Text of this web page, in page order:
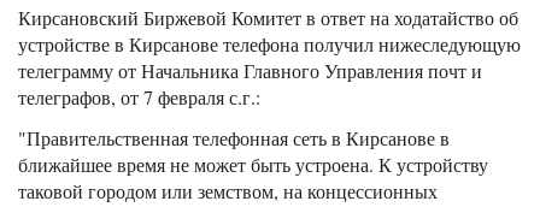
Кирсановский Биржевой Комитет в ответ на ходатайство об
устройстве в Кирсанове телефона получил нижеследующую
телеграмму от Начальника Главного Управления почт и
телеграфов, от 7 февраля с.г.:
"Правительственная телефонная сеть в Кирсанове в
ближайшее время не может быть устроена. К устройству
таковой городом или земством, на концессионных